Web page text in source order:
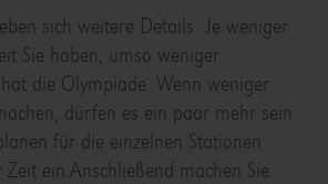
sich weitere Details: Je weniger
Sie haben, umso weniger
die Olympiade. Wenn weniger
dürfen es ein paar mehr sein
für die einzelnen Stationen
ein.Anschließend machen Sie